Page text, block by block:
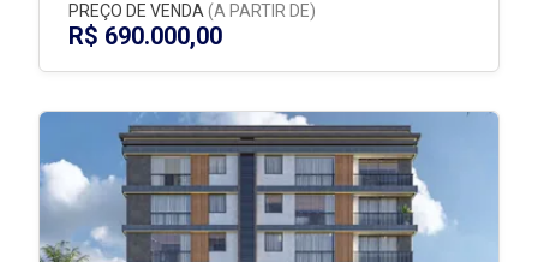
PREÇO DE VENDA(A PARTIR DE)
R$ 690.000,00